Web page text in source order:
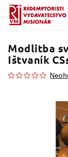
Modlitba
Ištvaník